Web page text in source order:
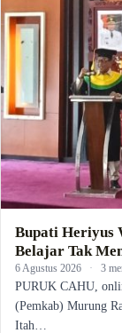
Bupati Heriyus
Belajar Tak
6 Agustus 2026 · 3
PURUK CAHU,
(Pemkab) Murung
Itah…